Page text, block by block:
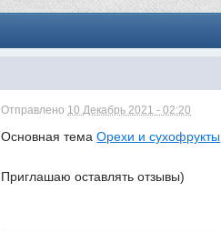
Отправлено 10 Декабрь 2021 - 02:20
Основная темаОрехи и сухофрукты
Приглашаю оставлять отзывы)